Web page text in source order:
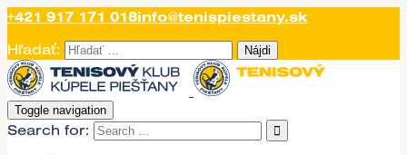
+421 917 171 018info@tenispiestany.sk
Hľadať:
Toggle navigation
Search for: